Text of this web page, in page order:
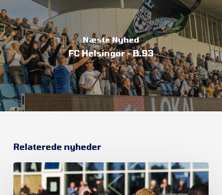
Næste Nyhed
FC Helsingør - B.93
Relaterede nyheder
Et
nyt